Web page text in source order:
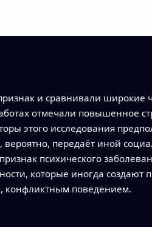
и сравнивали широкие
отмечали повышенное
этого исследования
передаёт иной
психического
которые иногда
конфликтным поведением.